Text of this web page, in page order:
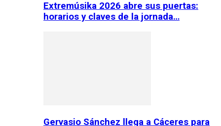
Extremúsika 2026 abre sus puertas:
horarios y claves de la jornada…
Gervasio Sánchez llega a Cáceres para